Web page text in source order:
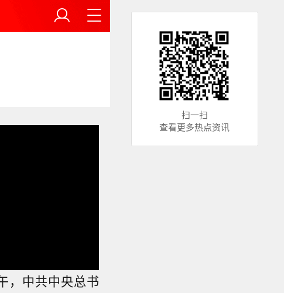
，中共中央总书
扫一扫
查看更多热点资讯